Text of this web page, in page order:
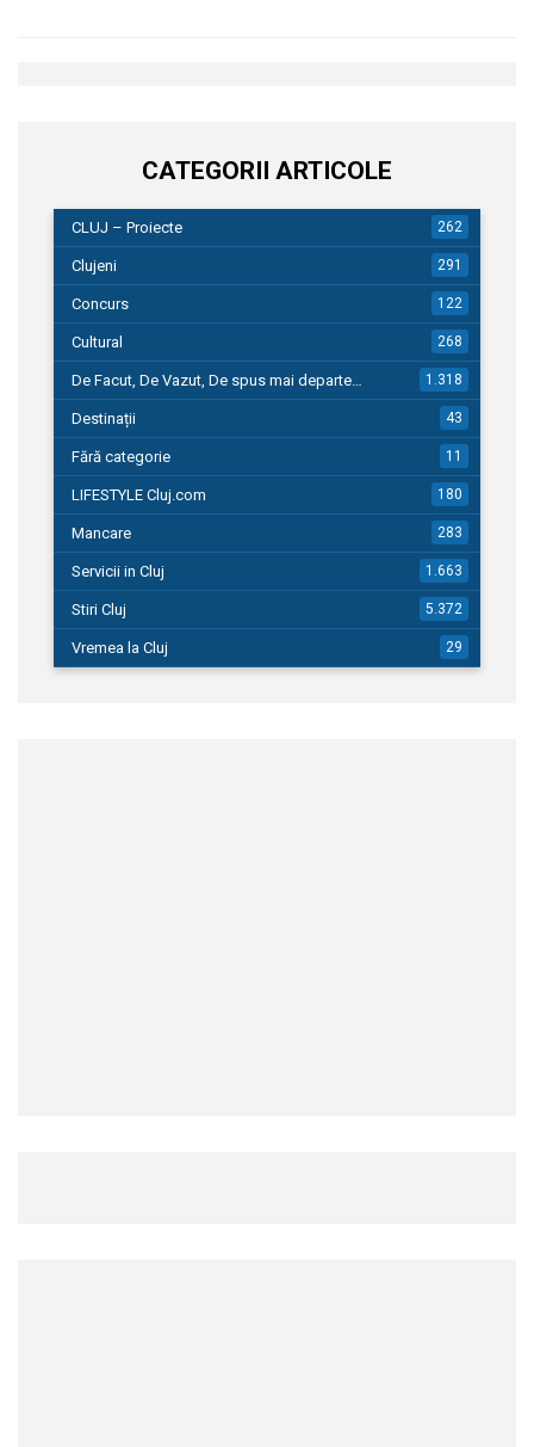
CATEGORII ARTICOLE
CLUJ – Proiecte 262
Clujeni 291
Concurs 122
Cultural 268
De Facut, De Vazut, De spus mai departe… 1.318
Destinații 43
Fără categorie 11
LIFESTYLE Cluj.com 180
Mancare 283
Servicii in Cluj 1.663
Stiri Cluj 5.372
Vremea la Cluj 29